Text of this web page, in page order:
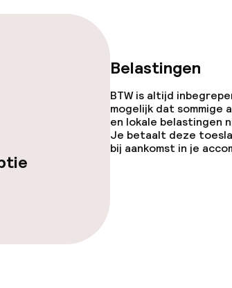
Belastingen
BTW is altijd
mogelijk dat sommige
en lokale belastingen
Je betaalt deze
bij aankomst in je